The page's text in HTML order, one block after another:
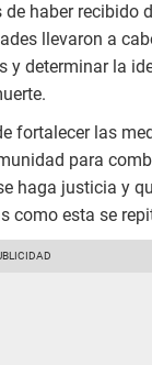
haber recibido
llevaron a
y determinar la
fortalecer las
para
haga justicia y
como esta se